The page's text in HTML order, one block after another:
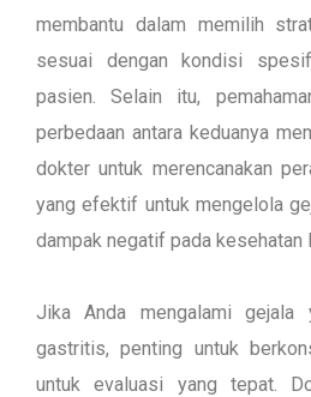
membantu dalam memilih
sesuai dengan kondisi
pasien. Selain itu,
perbedaan antara keduanya
dokter untuk merencanakan
yang efektif untuk mengelola
dampak negatif pada kesehatan
Jika Anda mengalami gejala
gastritis, penting untuk
untuk evaluasi yang tepat.